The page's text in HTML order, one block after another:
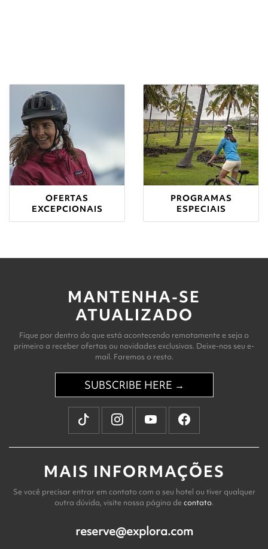
OFERTAS
EXCEPCIONAIS
PROGRAMAS
ESPECIAIS
MANTENHA-SE
ATUALIZADO
Fique por dentro do que está acontecendo remotamente e seja o
primeiro a receber ofertas ou novidades exclusivas. Deixe-nos seu e-
mail. Faremos o resto.
SUBSCRIBE HERE →
MAIS INFORMAÇÕES
Se você precisar entrar em contato com o seu hotel ou tiver qualquer
outra dúvida, visite nossa página de contato.
reserve@explora.com